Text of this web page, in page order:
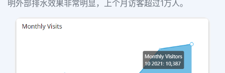
明外部排水效果非常明显，上个月访客超过1万人。